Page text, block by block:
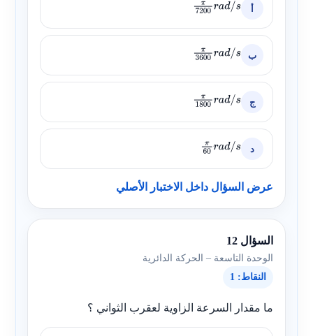
π7200rad/ s
ب π3600rad/ s
ج π1800rad/ s
د π60rad/s
عرض السؤال داخل الاختبار الأصلي
السؤال 12
الوحدة التاسعة – الحركة الدائرية
النقاط: 1
ما مقدار السرعة الزاوية لعقرب الثواني ؟